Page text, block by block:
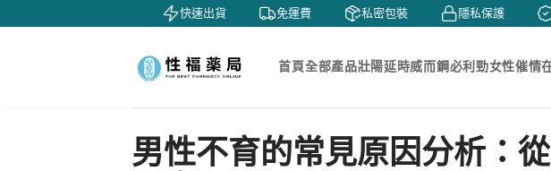
快速出貨 免運費 私密包裝 隱私保護
首頁全部產品壯陽延時威而鋼必利勁女性催情
男性不育的常見原因分析：